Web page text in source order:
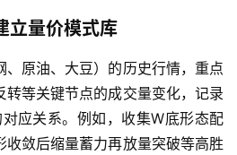
立量价模式库
、原油、大豆）的历史行情，重点
转等关键节点的成交量变化，记录
应关系。例如，收集W底形态配
收敛后缩量蓄力再放量突破等高胜